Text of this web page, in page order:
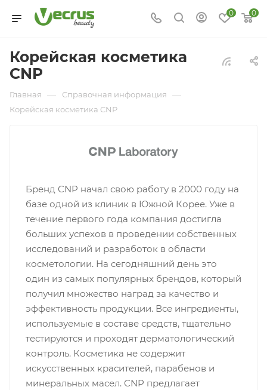
0 0
Корейская косметика
CNP
Главная — Справочная информация —
Корейская косметика CNP
Бренд CNP начал свою работу в 2000 году на
базе одной из клиник в Южной Корее. Уже в
течение первого года компания достигла
больших успехов в проведении собственных
исследований и разработок в области
косметологии. На сегодняшний день это
один из самых популярных брендов, который
получил множество наград за качество и
эффективность продукции. Все ингредиенты,
используемые в составе средств, тщательно
тестируются и проходят дерматологический
контроль. Косметика не содержит
искусственных красителей, парабенов и
минеральных масел. CNP предлагает